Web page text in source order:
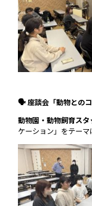
🗣 座談会「動物とのコ
動物園・動物飼育ス
ケーション」をテーマ